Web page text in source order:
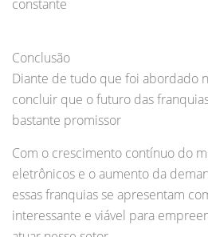
constante
Conclusão
Diante de tudo que foi abordado
concluir que o futuro das
bastante promissor
Com o crescimento contínuo do
eletrônicos e o aumento da
essas franquias se apresentam
interessante e viável para